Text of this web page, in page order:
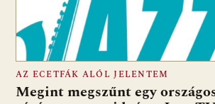
AZ ECETFÁK ALÓL JELENTEM
Megint megszűnt egy